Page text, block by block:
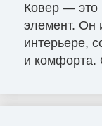
Ковер — это
элемент. Он
интерьере,
и комфорта.